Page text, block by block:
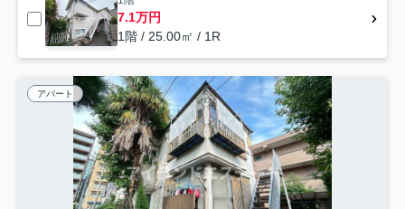
7.1万円
1階 / 25.00㎡ / 1R
アパート